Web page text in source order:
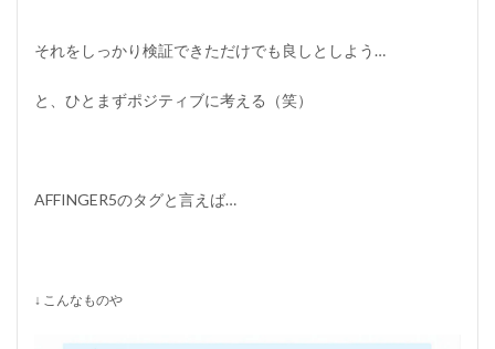
それをしっかり検証できただけでも良しとしよう…
と、ひとまずポジティブに考える （笑）
AFFINGER5のタグと言えば…
↓ こんなものや